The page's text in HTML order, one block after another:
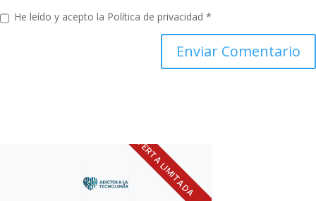
He leído y acepto la Política de privacidad *
OFERTA LIMITADA